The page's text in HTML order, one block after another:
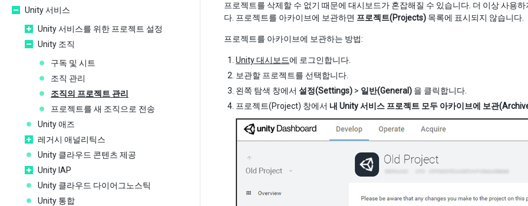
Unity 서비스
Unity 서비스를 위한 프로젝트 설정
Unity 조직
구독 및 시트
조직 관리
조직의 프로젝트 관리
프로젝트를 새 조직으로 전송
Unity 애즈
레거시 애널리틱스
Unity 클라우드 콘텐츠 제공
Unity IAP
Unity 클라우드 다이어그노스틱
Unity 통합
프로젝트를 삭제할 수 없기 때문에 대시보드가 혼잡해질 수 있습니다. 더 이상 사용
다. 프로젝트를 아카이브에 보관하면 프로젝트(Projects) 목록에 표시되지 않습니다.
프로젝트를 아카이브에 보관하는 방법:
Unity 대시보드에 로그인합니다.
보관할 프로젝트를 선택합니다.
왼쪽 탐색 창에서 설정(Settings) > 일반(General) 을 클릭합니다.
프로젝트(Project) 창에서 내 Unity 서비스 프로젝트 모두 아카이브에 보관